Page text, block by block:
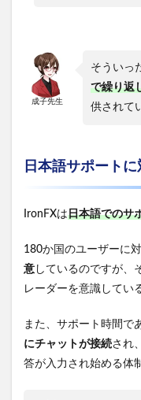
成子先生
そういっ
で繰り返
供されて
日本語サポートに
IronFXは日本語でのサ
180か国のユーザーに
意 しているのですが、
レーダーを意識してい
また、サポート時間で
にチャットが接続され
答が入力され始める体